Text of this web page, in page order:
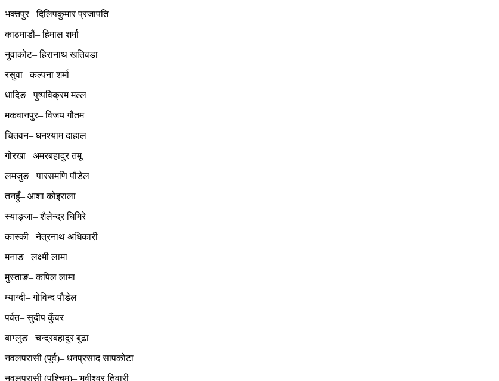
भक्तपुर– दिलिपकुमार प्रजापति
काठमाडौं– हिमाल शर्मा
नुवाकोट– हिरानाथ खतिवडा
रसुवा– कल्पना शर्मा
धादिङ– पुष्पविक्रम मल्ल
मकवानपुर– विजय गौतम
चितवन– घनश्याम दाहाल
गोरखा– अमरबहादुर तमू
लमजुङ– पारसमणि पौडेल
तनहुँ– आशा कोइराला
स्याङ्जा– शैलेन्द्र घिमिरे
कास्की– नेत्रनाथ अधिकारी
मनाङ– लक्ष्मी लामा
मुस्ताङ– कपिल लामा
म्याग्दी– गोविन्द पौडेल
पर्वत– सुदीप कुँवर
बाग्लुङ– चन्द्रबहादुर बुढा
नवलपरासी (पूर्व)– धनप्रसाद सापकोटा
नवलपरासी (पश्चिम)– भवीश्वर तिवारी